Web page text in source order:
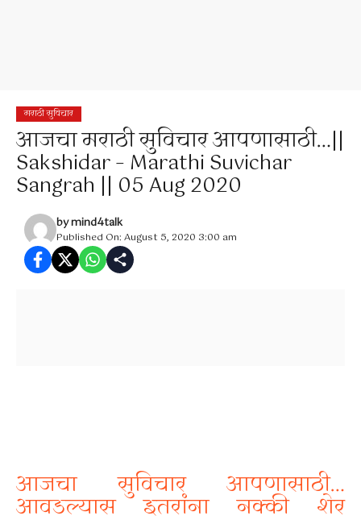
मराठी सुविचार
आजचा मराठी सुविचार आपणासाठी…||
Sakshidar – Marathi Suvichar
Sangrah || 05 Aug 2020
bymind4talk
Published On: August 5, 2020 3:00 am
आजचा सुविचार आपणासाठी…
आवडल्यास इतरांना नक्की शेर